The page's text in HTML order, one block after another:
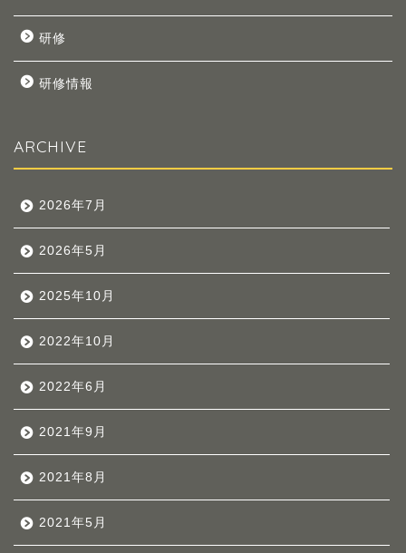
研修
研修情報
ARCHIVE
2026年7月
2026年5月
2025年10月
2022年10月
2022年6月
2021年9月
2021年8月
2021年5月